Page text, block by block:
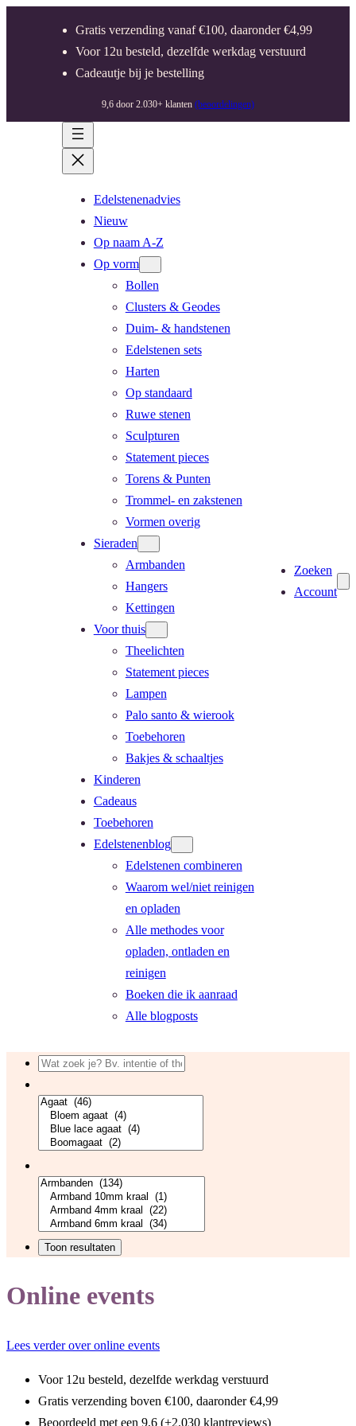
Gratis verzending vanaf €100, daaronder €4,99
Voor 12u besteld, dezelfde werkdag verstuurd
Cadeautje bij je bestelling
9,6 door 2.030+ klanten (beoordelingen)
Edelstenenadvies
Nieuw
Op naam A-Z
Op vorm
Bollen
Clusters & Geodes
Duim- & handstenen
Edelstenen sets
Harten
Op standaard
Ruwe stenen
Sculpturen
Statement pieces
Torens & Punten
Trommel- en zakstenen
Vormen overig
Sieraden
Armbanden
Hangers
Kettingen
Voor thuis
Theelichten
Statement pieces
Lampen
Palo santo & wierook
Toebehoren
Bakjes & schaaltjes
Kinderen
Cadeaus
Toebehoren
Edelstenenblog
Edelstenen combineren
Waarom wel/niet reinigen
en opladen
Alle methodes voor
opladen, ontladen en
reinigen
Boeken die ik aanraad
Alle blogposts
Zoeken
Account
Online events
Lees verder over online events
Voor 12u besteld, dezelfde werkdag verstuurd
Gratis verzending boven €100, daaronder €4,99
Beoordeeld met een 9,6 (+2.030 klantreviews)